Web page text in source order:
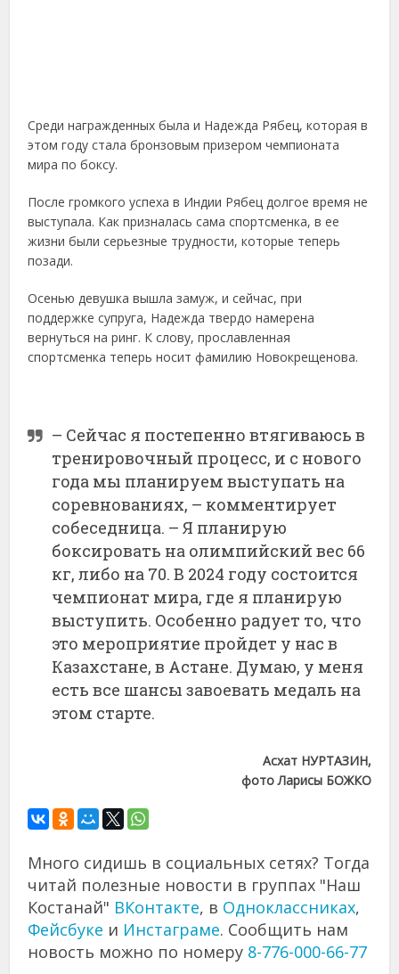
Среди награжденных была и Надежда Рябец, которая в
этом году стала бронзовым призером чемпионата
мира по боксу.
После громкого успеха в Индии Рябец долгое время не
выступала. Как призналась сама спортсменка, в ее
жизни были серьезные трудности, которые теперь
позади.
Осенью девушка вышла замуж, и сейчас, при
поддержке супруга, Надежда твердо намерена
вернуться на ринг. К слову, прославленная
спортсменка теперь носит фамилию Новокрещенова.
– Сейчас я постепенно втягиваюсь в
тренировочный процесс, и с нового
года мы планируем выступать на
соревнованиях, – комментирует
собеседница. – Я планирую
боксировать на олимпийский вес 66
кг, либо на 70. В 2024 году состоится
чемпионат мира, где я планирую
выступить. Особенно радует то, что
это мероприятие пройдет у нас в
Казахстане, в Астане. Думаю, у меня
есть все шансы завоевать медаль на
этом старте.
Асхат НУРТАЗИН,
фото Ларисы БОЖКО
Много сидишь в социальных сетях? Тогда
читай полезные новости в группах "Наш
Костанай" ВКонтакте, в Одноклассниках,
Фейсбуке и Инстаграме. Сообщить нам
новость можно по номеру 8-776-000-66-77